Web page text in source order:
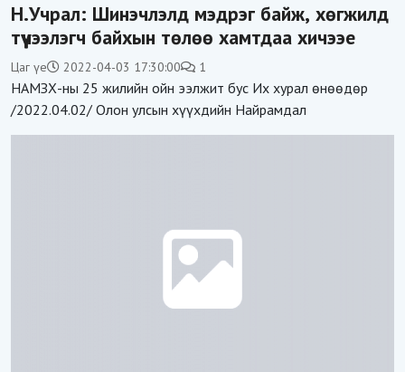
Н.Учрал: Шинэчлэлд мэдрэг байж, хөгжилд
түүчээлэгч байхын төлөө хамтдаа хичээе
Цаг үе 2022-04-03 17:30:00 1
НАМЗХ-ны 25 жилийн ойн ээлжит бус Их хурал өнөөдөр
/2022.04.02/ Олон улсын хүүхдийн Найрамдал